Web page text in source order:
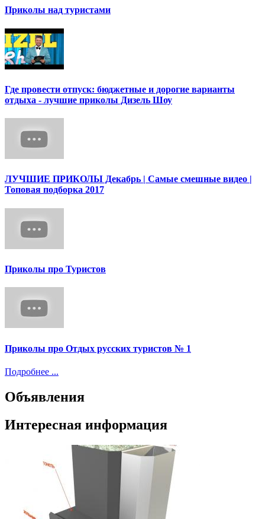
Приколы над туристами
Где провести отпуск: бюджетные и дорогие варианты
отдыха - лучшие приколы Дизель Шоу
ЛУЧШИЕ ПРИКОЛЫ Декабрь | Cамые смешные видео |
Топовая подборка 2017
Приколы про Туристов
Приколы про Отдых русских туристов № 1
Подробнее ...
Объявления
Интересная информация